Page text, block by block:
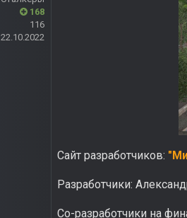
168
116
22.10.2022
Сайт разработчиков:
Разработчики:
Со-разработчики на